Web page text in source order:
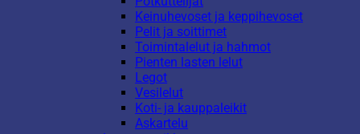
Keinuhevoset ja keppihevoset
Pelit ja soittimet
Toimintalelut ja hahmot
Pienten lasten lelut
Legot
Vesilelut
Koti- ja kauppaleikit
Askartelu